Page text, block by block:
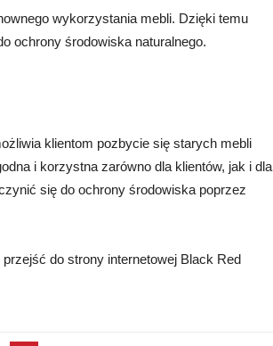
wykorzystania mebli. Dzięki temu
ochrony środowiska naturalnego.
klientom pozbycie się starych mebli
i korzystna zarówno dla klientów, jak i dla
się do ochrony środowiska poprzez
do strony internetowej Black Red